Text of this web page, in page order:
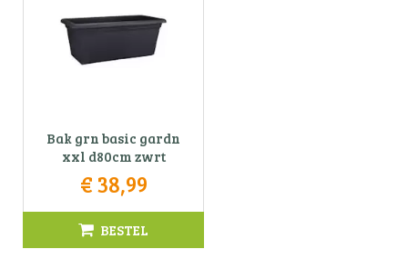
Bak grn basic gardn
xxl d80cm zwrt
€38,99
BESTEL